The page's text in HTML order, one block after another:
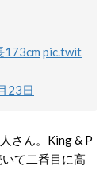
173cm pic.twit
23日
さん。King & P
て二番目に高